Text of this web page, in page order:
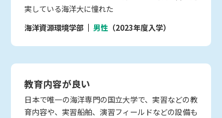
実している海洋大に憧れた
海洋資源環境学部
男性 （2023年度入学）
教育内容が良い
日本で唯一の海洋専門の国立大学で、実習などの教
育内容や、実習船舶、演習フィールドなどの設備も